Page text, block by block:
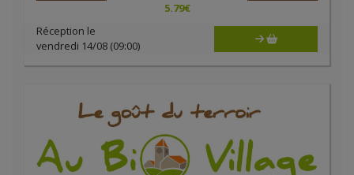
5.79€
Réception le
vendredi 14/08 (09:00)